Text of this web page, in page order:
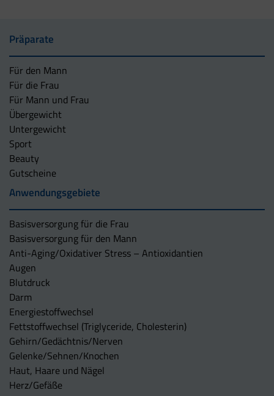
Präparate
Für den Mann
Für die Frau
Für Mann und Frau
Übergewicht
Untergewicht
Sport
Beauty
Gutscheine
Anwendungsgebiete
Basisversorgung für die Frau
Basisversorgung für den Mann
Anti-Aging/Oxidativer Stress – Antioxidantien
Augen
Blutdruck
Darm
Energiestoffwechsel
Fettstoffwechsel (Triglyceride, Cholesterin)
Gehirn/Gedächtnis/Nerven
Gelenke/Sehnen/Knochen
Haut, Haare und Nägel
Herz/Gefäße